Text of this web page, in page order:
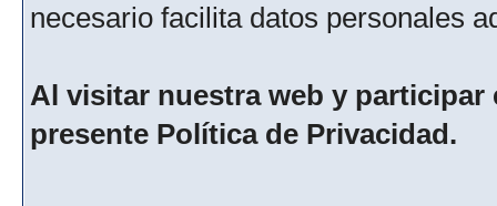
necesario facilita datos personales
Al visitar nuestra web y
presente Política de Privacidad.